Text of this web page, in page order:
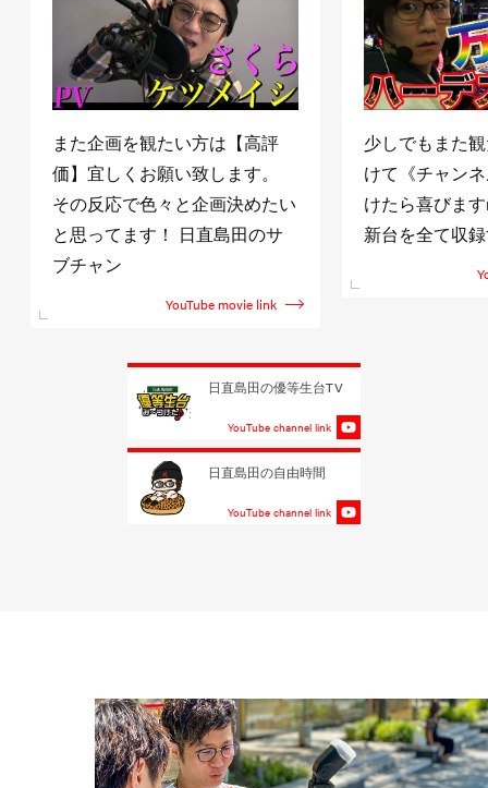
また企画を観たい方は【高評
価】宜しくお願い致します。
その反応で色々と企画決めたい
と思ってます！ 日直島田のサ
ブチャン
YouTube movie link
少しでもまた
けて《チャン
けたら喜びま
新台を全て収
日直島田の優等生台TV
YouTube channel link
日直島田の自由時間
YouTube channel link